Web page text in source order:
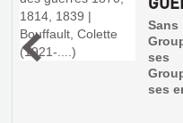
ses
ses